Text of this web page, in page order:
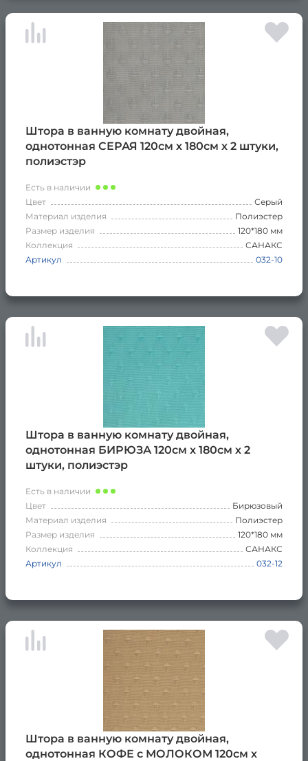
Штора в ванную комнату двойная,
однотонная СЕРАЯ 120см х 180см х 2 штуки,
полиэстэр
Есть в наличии
Цвет
Серый
Материал изделия
Полиэстер
Размер изделия
120*180 мм
Коллекция
САНАКС
Артикул
032-10
Штора в ванную комнату двойная,
однотонная БИРЮЗА 120см х 180см х 2
штуки, полиэстэр
Есть в наличии
Цвет
Бирюзовый
Материал изделия
Полиэстер
Размер изделия
120*180 мм
Коллекция
САНАКС
Артикул
032-12
Штора в ванную комнату двойная,
однотонная КОФЕ с МОЛОКОМ 120см х